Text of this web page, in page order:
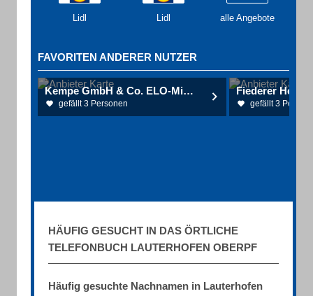
Lidl Lidl alle Angebote
FAVORITEN ANDERER NUTZER
Kempe GmbH & Co. ELO-Mineralöl KG ELO-Tankstelle Lauterhofen
gefällt 3 Personen
Fiederer
gefällt 3
HÄUFIG GESUCHT IN DAS ÖRTLICHE
TELEFONBUCH LAUTERHOFEN OBERPF
Häufig gesuchte Nachnamen in Lauterhofen